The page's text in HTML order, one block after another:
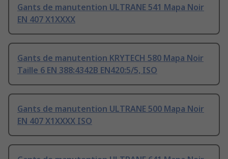
Gants de manutention ULTRANE 541 Mapa Noir
EN 407 X1XXXX
Gants de manutention KRYTECH 580 Mapa Noir
Taille 6 EN 388:4342B EN420:5/5, ISO
Gants de manutention ULTRANE 500 Mapa Noir
EN 407 X1XXXX ISO